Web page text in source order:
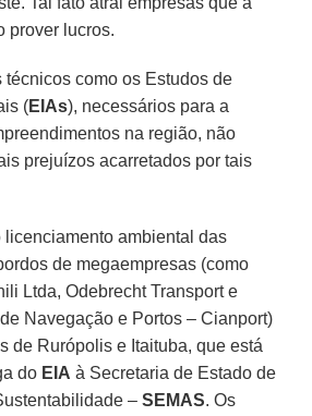
prover lucros.
técnicos como os Estudos de
(EIAs), necessários para a
na região, não
prejuízos acarretados por tais
licenciamento ambiental das
de megaempresas (como
Ltda, Odebrecht Transport e
Navegação e Portos – Cianport)
de Rurópolis e Itaituba, que está
do EIA à Secretaria de Estado de
–SEMAS. Os